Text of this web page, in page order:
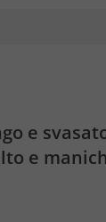
e
e